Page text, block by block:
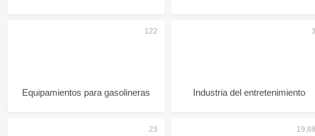
Equipamientos para gasolineras Industria del entretenimiento